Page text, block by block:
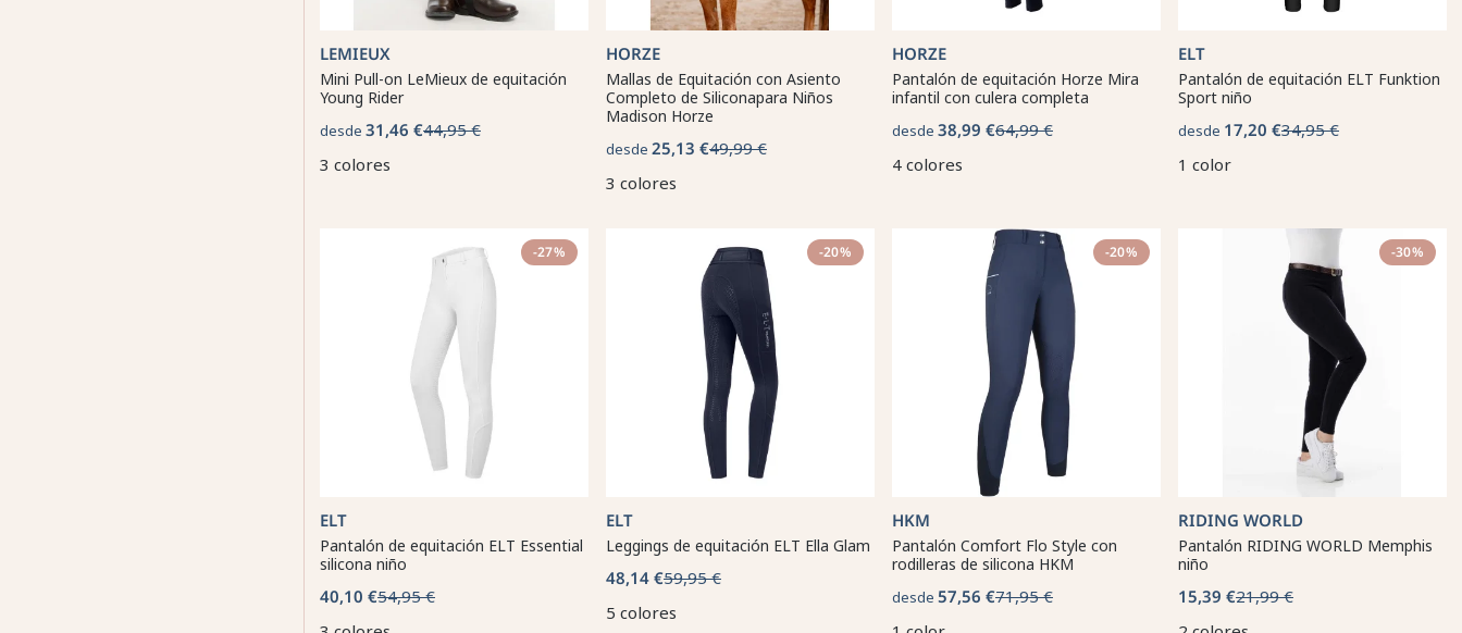
LEMIEUX
Mini Pull-on LeMieux de equitación
Young Rider
desde 31,46 €44,95 €
3 colores
HORZE
Mallas de Equitación con Asiento
Completo de Siliconapara Niños
Madison Horze
desde 25,13 €49,99 €
3 colores
HORZE
Pantalón de equitación Horze Mira
infantil con culera completa
desde 38,99 €64,99 €
4 colores
ELT
Pantalón de equitación ELT Funktion
Sport niño
desde 17,20 €34,95 €
1 color
-27%
ELT
Pantalón de equitación ELT Essential
silicona niño
40,10 €54,95 €
-20%
ELT
Leggings de equitación ELT Ella Glam
48,14 €59,95 €
5 colores
-20%
HKM
Pantalón Comfort Flo Style con
rodilleras de silicona HKM
desde 57,56 €71,95 €
-30%
RIDING WORLD
Pantalón RIDING WORLD Memphis
niño
15,39 €21,99 €